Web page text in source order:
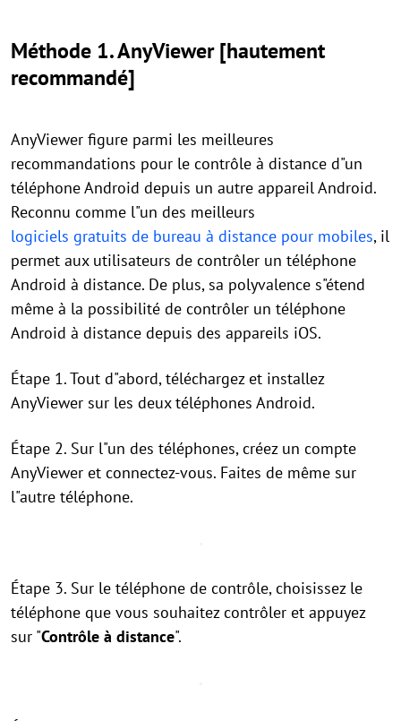
Méthode 1. AnyViewer [hautement
recommandé]
AnyViewer figure parmi les meilleures
recommandations pour le contrôle à distance d"un
téléphone Android depuis un autre appareil Android.
Reconnu comme l"un des meilleurs
logiciels gratuits de bureau à distance pour mobiles, il
permet aux utilisateurs de contrôler un téléphone
Android à distance. De plus, sa polyvalence s"étend
même à la possibilité de contrôler un téléphone
Android à distance depuis des appareils iOS.
Étape 1. Tout d"abord, téléchargez et installez
AnyViewer sur les deux téléphones Android.
Étape 2. Sur l"un des téléphones, créez un compte
AnyViewer et connectez-vous. Faites de même sur
l"autre téléphone.
Étape 3. Sur le téléphone de contrôle, choisissez le
téléphone que vous souhaitez contrôler et appuyez
sur "Contrôle à distance".